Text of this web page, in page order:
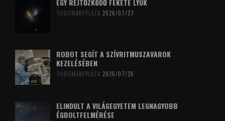
EGY REJTŐZKÖDŐ FEKETE LYUK
TUDOMÁNYPLÁZA 2026/07/27
ROBOT SEGÍT A SZÍVRITMUSZAVAROK
KEZELÉSÉBEN
TUDOMÁNYPLÁZA 2026/07/26
ELINDULT A VILÁGEGYETEM LEGNAGYOBB
ÉGBOLTFELMÉRÉSE